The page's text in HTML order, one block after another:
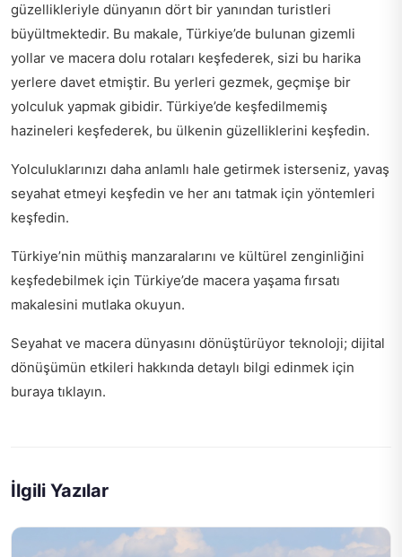
güzellikleriyle dünyanın dört bir yanından turistleri
büyültmektedir. Bu makale, Türkiye’de bulunan gizemli
yollar ve macera dolu rotaları keşfederek, sizi bu harika
yerlere davet etmiştir. Bu yerleri gezmek, geçmişe bir
yolculuk yapmak gibidir. Türkiye’de keşfedilmemiş
hazineleri keşfederek, bu ülkenin güzelliklerini keşfedin.
Yolculuklarınızı daha anlamlı hale getirmek isterseniz, yavaş
seyahat etmeyi keşfedin ve her anı tatmak için yöntemleri
keşfedin.
Türkiye’nin müthiş manzaralarını ve kültürel zenginliğini
keşfedebilmek için Türkiye’de macera yaşama fırsatı
makalesini mutlaka okuyun.
Seyahat ve macera dünyasını dönüştürüyor teknoloji; dijital
dönüşümün etkileri hakkında detaylı bilgi edinmek için
buraya tıklayın.
İlgili Yazılar